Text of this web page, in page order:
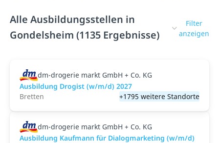
Alle Ausbildungsstellen in
Gondelsheim (1135 Ergebnisse)
Filter
anzeigen
dm-drogerie markt GmbH + Co. KG
Ausbildung Drogist (w/m/d) 2027
Bretten
+1795 weitere Standorte
dm-drogerie markt GmbH + Co. KG
Ausbildung Kaufmann für Dialogmarketing (w/m/d)